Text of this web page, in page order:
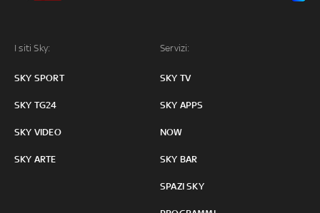
I siti Sky:
SKY SPORT
SKY TG24
SKY VIDEO
SKY ARTE
Servizi:
SKY TV
SKY APPS
NOW
SKY BAR
SPAZI SKY